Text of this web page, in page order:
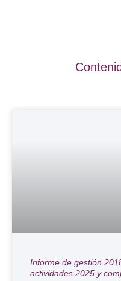
Informe de gestión
actividades 2025 y